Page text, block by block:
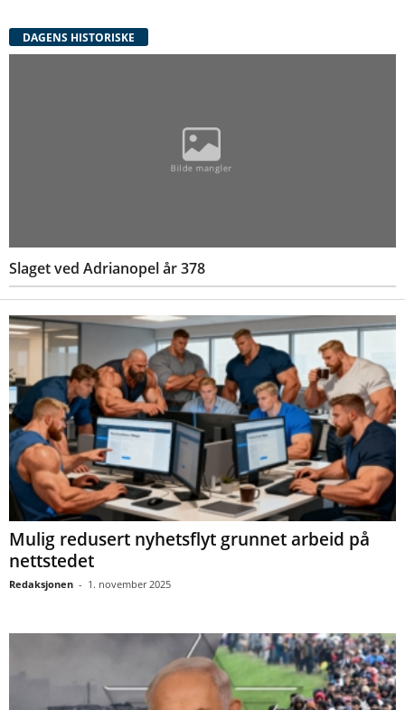
DAGENS HISTORISKE
Slaget ved Adrianopel år 378
Mulig redusert nyhetsflyt grunnet arbeid på
nettstedet
Redaksjonen - 1. november 2025